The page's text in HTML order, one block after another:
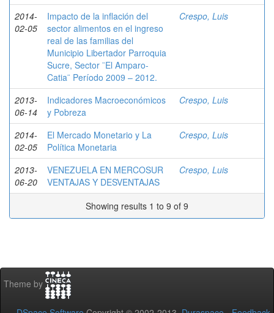
2014-
02-05
Impacto de la inflación del
sector alimentos en el ingreso
real de las familias del
Municipio Libertador Parroquia
Sucre, Sector ¨El Amparo-
Catia¨ Período 2009 – 2012.
Crespo, Luis
2013-
06-14
Indicadores Macroeconómicos
y Pobreza
Crespo, Luis
2014-
02-05
El Mercado Monetario y La
Política Monetaria
Crespo, Luis
2013-
06-20
VENEZUELA EN MERCOSUR
VENTAJAS Y DESVENTAJAS
Crespo, Luis
Showing results 1 to 9 of 9
Theme by